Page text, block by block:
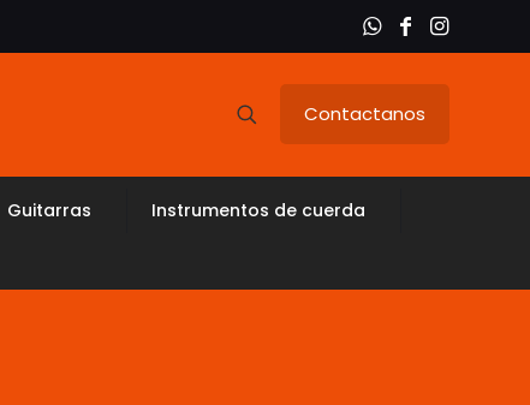
Contactanos
Guitarras
Instrumentos de cuerda